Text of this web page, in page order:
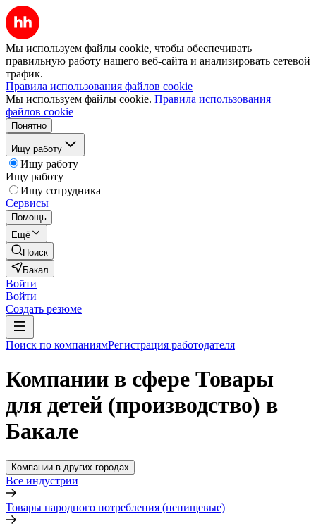
Мы используем файлы cookie, чтобы обеспечивать
правильную работу нашего веб-сайта и анализировать сетевой
трафик.
Правила использования файлов cookie
Мы используем файлы cookie. Правила использования
файлов cookie
Понятно
Ищу работу
Ищу работу
Ищу работу
Ищу сотрудника
Сервисы
Помощь
Ещё
Поиск
Бакал
Войти
Войти
Создать резюме
Поиск по компаниямРегистрация работодателя
Компании в сфере Товары
для детей (производство) в
Бакале
Компании в других городах
Все индустрии
Товары народного потребления (непищевые)